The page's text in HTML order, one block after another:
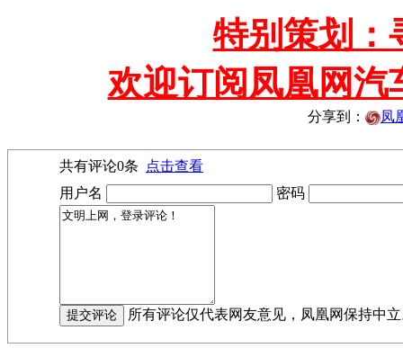
特别策划：
欢迎订阅凤凰网汽
分享到： 凤
共有评论0条
点击查看
用户名
密码
所有评论仅代表网友意见，凤凰网保持中